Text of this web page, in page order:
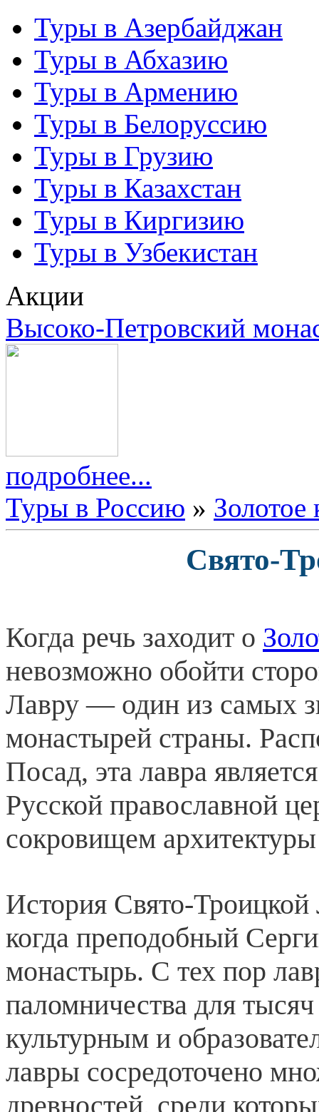
Туры в Азербайджан
Туры в Абхазию
Туры в Армению
Туры в Белоруссию
Туры в Грузию
Туры в Казахстан
Туры в Киргизию
Туры в Узбекистан
Акции
Высоко-Петровский
подробнее...
Туры в Россию » Золотое
Свято-
Когда речь заходит о
невозможно обойти
Лавру — один из самых
монастырей страны.
Посад, эта лавра
Русской православной
сокровищем
История Свято-
когда преподобный
монастырь. С тех пор
паломничества для
культурным и
лавры сосредоточено
древностей, среди